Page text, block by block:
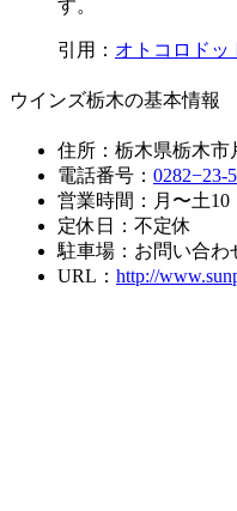
す。
引用： オトコロドッ
ウインズ栃木の基本情報
住所：栃木県栃木市
電話番号： 0282−23-
営業時間：月〜土
定休日：不定休
駐車場：お問い合わ
URL： http://